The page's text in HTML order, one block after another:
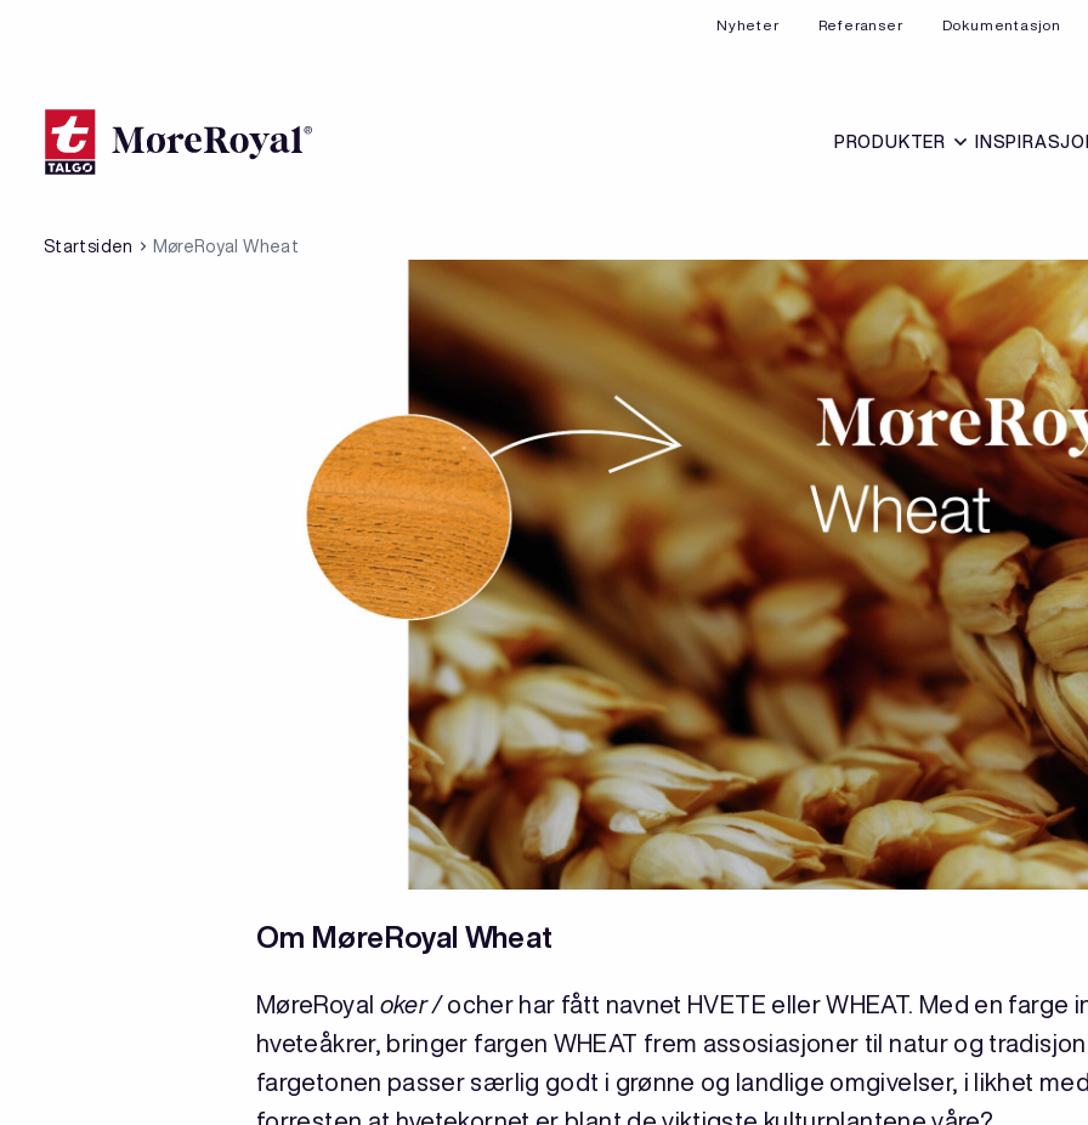
Nyheter Referanser Dokumentasjon
PRODUKTER
Startsiden MøreRoyal Wheat
Om MøreRoyal Wheat
MøreRoyal oker /ocher har fått navnet HVETE eller WHEAT. Med en farge
hveteåkrer, bringer fargen WHEAT frem assosiasjoner til natur og
fargetonen passer særlig godt i grønne og landlige omgivelser, i likhet